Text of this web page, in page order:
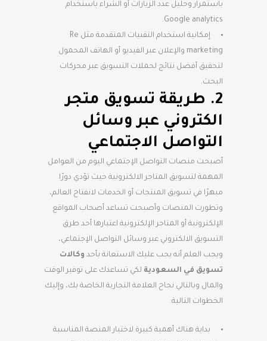
باستمرار وحليل عدد الزيارات أو الشراء باستخدام
Google analytics.
إمكانية استخدام التقنيات المتقدمة مثل Re
marketing والإعلان عبر الفيديو أو الهاتف المحمول
لتحقيق أفضل نتائج لحملات التسويق عبر محركات
البحث.
2. طريقة تسويق متجر
الكتروني عبر وسائل
التواصل الاجتماعي
أصبحت منصات التواصل الإجتماعي اليوم من العوامل
المهمة لتسويق المتاجر الالكترونية حيث تؤدي دورًا
مبهرًا في تسويق المنتجات أو الخدمات لانفتاح العالم،
وتطورت المنصات وأصبحت تساعد أصحاب المواقع
الإلكترونية أو المتاجر الإلكترونية اعتبارها أحد طرق
التسويق الالكتروني عبر وسائل التواصل الإجتماعي،
ويجب العلم أنه يجب عليك الاستعانة بأحد وكالات
تسويق في السعودية لكي تساعدك على توفير الوقت
والمال وبالتالي نجاح العلامة التجارية الخاصة بك، وإليك
الخطوات التالية:
بداية هناك أهمية كبيرة لاختيار المنصة المناسبة